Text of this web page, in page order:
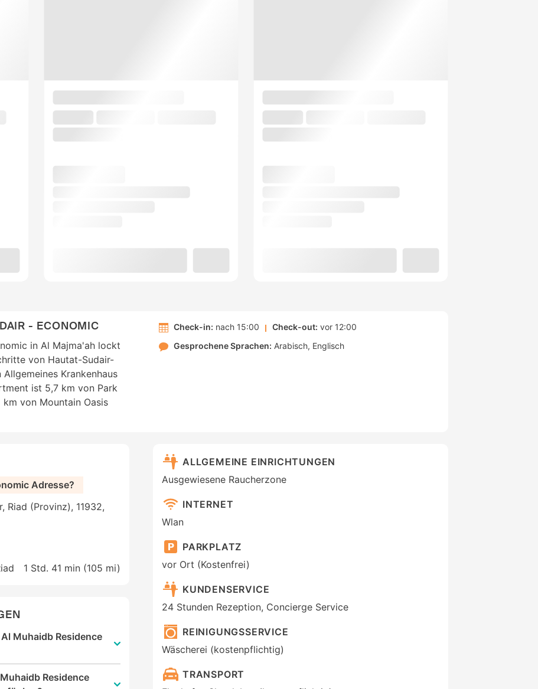
- ECONOMIC
in Al Majma'ah lockt
von Hautat-Sudair-
Krankenhaus
ist 5,7 km von Park
km von Mountain Oasis
Check-in: nach 15:00 Check-out: vor 12:00
Gesprochene Sprachen: Arabisch Englisch
Adresse?
Riad (Provinz), 11932,
1 Std. 41 min (105 mi)
Muhaidb Residence
Residence
ALLGEMEINE EINRICHTUNGEN
Ausgewiesene Raucherzone
INTERNET
Wlan
PARKPLATZ
vor Ort (Kostenfrei)
KUNDENSERVICE
24 Stunden Rezeption, Concierge Service
REINIGUNGSSERVICE
Wäscherei (kostenpflichtig)
TRANSPORT